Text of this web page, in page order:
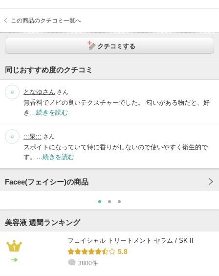
この商品のクチコミ一覧へ
クチコミする
同じおすすめ度のクチコミ
となゆさん さん
無香料でノビの良いテクスチャーでした。 匂いがある物だと、好
き… 続きを読む
:::泉::: さん
スポイトになっていて特に香りがしないので使いやすく衛生的で
す。… 続きを読む
Facee(フェイシー)の商品
美容液 週間ランキング
フェイシャル トリートメント セラム / SK-II
5.8
3800件